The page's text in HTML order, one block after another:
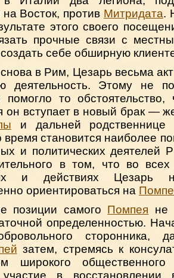
Восток, против Митридата.
этого своего
прочные связи с
себе обширную
в Рим, Цезарь весьма
деятельность. Этому не
то обстоятельство,
он вступает в новый брак —
и дальней
время становится наиболее
и политических деятелей
в том, что во
и действиях Цезарь
ориентироваться на
позиции самого Помпея не
определенностью.
сторонника,
затем, стремясь к
широкого
участие в восстановлении